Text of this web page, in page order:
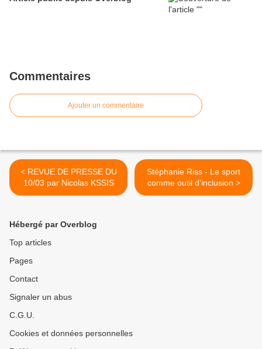
Commentaires
Ajouter un commentaire
< REVUE DE PRESSE DU
10/03 par Nicolas KSSIS
Stéphanie Riss - Le sport
comme outil d'inclusion >
Hébergé par Overblog
Top articles
Pages
Contact
Signaler un abus
C.G.U.
Cookies et données personnelles